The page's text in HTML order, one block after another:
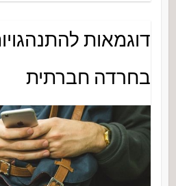
דוגמאות
בחרדה חברתית